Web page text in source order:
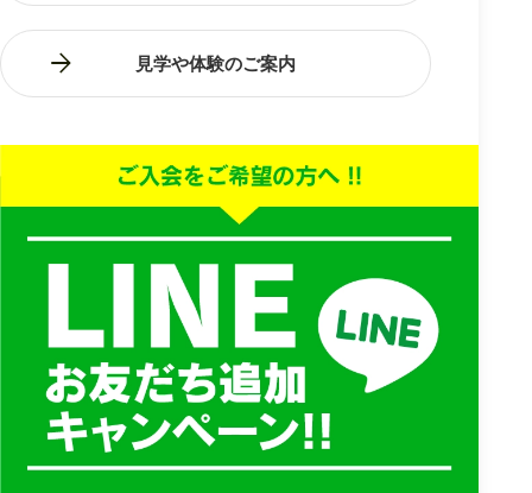
見学や体験のご案内